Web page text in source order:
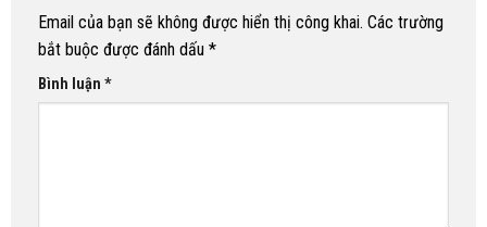
Email của bạn sẽ không được hiển thị công khai. Các trường
bắt buộc được đánh dấu *
Bình luận *